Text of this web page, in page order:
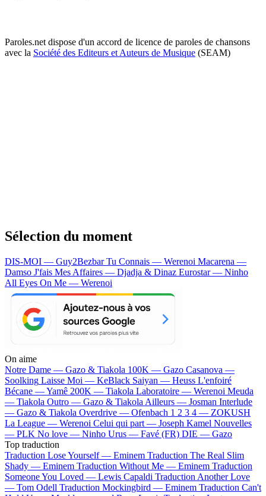
Paroles.net dispose d'un accord de licence de paroles de chansons
avec la Société des Editeurs et Auteurs de Musique (SEAM)
Sélection du moment
DIS-MOI — Guy2BezbarTu Connais — Werenoi Macarena —
Damso J'fais Mes Affaires — Djadja & Dinaz Eurostar — Ninho
All Eyes On Me — Werenoi
On aime
Notre Dame — Gazo & Tiakola 100K — Gazo Casanova —
Soolking Laisse Moi — KeBlack Saiyan — Heuss L'enfoiré
Bécane —Yamê 200K — Tiakola Laboratoire — Werenoi Meuda
— Tiakola Outro — Gazo & Tiakola Ailleurs — Josman Interlude
— Gazo & Tiakola Overdrive — Ofenbach 1 2 3 4 — ZOKUSH
La League — Werenoi Celui qui part — Joseph Kamel Nouvelles
— PLK No love — Ninho Urus — Favé (FR) DIE — Gazo
Top traduction
Traduction Lose Yourself — Eminem Traduction The Real Slim
Shady — Eminem Traduction Without Me — Eminem Traduction
Someone You Loved — Lewis Capaldi Traduction Another Love
— Tom Odell Traduction Mockingbird — Eminem Traduction Can't